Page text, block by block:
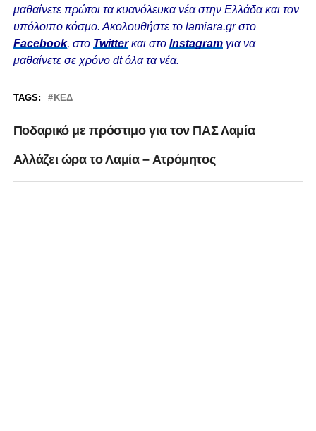
μαθαίνετε πρώτοι τα κυανόλευκα νέα στην Ελλάδα και τον
υπόλοιπο κόσμο. Ακολουθήστε το lamiara.gr στο
Facebook, στο Twitterκαι στο Instagram για να
μαθαίνετε σε χρόνο dt όλα τα νέα.
TAGS: ΚΕΔ
Ποδαρικό με πρόστιμο για τον ΠΑΣ Λαμία
Αλλάζει ώρα το Λαμία – Ατρόμητος